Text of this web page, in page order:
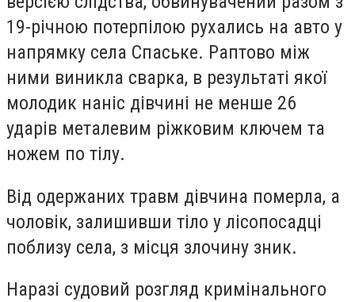
19-річною потерпілою рухались на авто у
напрямку села Спаське. Раптово між
ними виникла сварка, в результаті якої
молодик наніс дівчині не менше 26
ударів металевим ріжковим ключем та
ножем по тілу.
Від одержаних травм дівчина померла, а
чоловік, залишивши тіло у лісопосадці
поблизу села, з місця злочину зник.
Наразі судовий розгляд кримінального